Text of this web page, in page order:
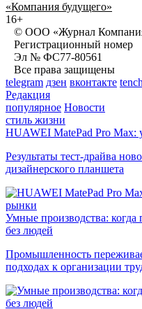
«Компания будущего»
16+
© ООО «Журнал
Регистрационный номер
Эл № ФС77-80561
Все права защищены
telegram дзен вконтакте
Редакция
популярное Новости
стиль жизни
HUAWEI MatePad Pro Max:
Результаты тест-драйва
дизайнерского планшета
рынки
Умные производства: когда
без людей
Промышленность
подходах к организации